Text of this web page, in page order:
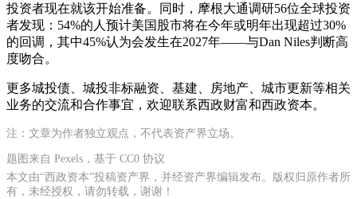
投资者现在就该开始准备。同时，摩根大通调研56位全球投资
者发现：54%的人预计美国股市将在今年或明年出现超过30%
的回调，其中45%认为会发生在2027年——与Dan Niles判断高
度吻合。
更多城投债、城投非标融资、基建、房地产、城市更新等相关
业务的交流和合作事宜，欢迎联系西政财富和西政资本。
注：文章为作者独立观点，不代表资产界立场。
题图来自 Pexels，基于 CC0 协议
本文由“西政资本”投稿资产界，并经资产界编辑发布。版权归原作者所
有，未经授权，请勿转载，谢谢！